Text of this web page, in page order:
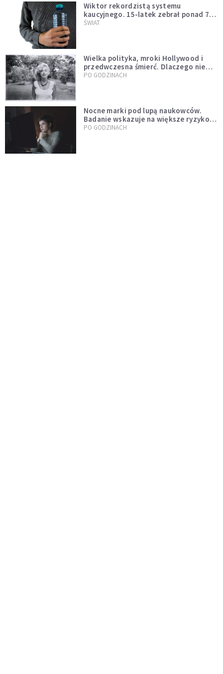
Wiktor rekordzistą systemu
kaucyjnego. 15-latek zebrał ponad 7
tys. butelek i puszek
ŚWIAT
Wielka polityka, mroki Hollywood i
przedwczesna śmierć. Dlaczego nie
możemy przestać mówić o Marilyn
PO GODZINACH
Nocne marki pod lupą naukowców.
Badanie wskazuje na większe ryzyko
zawału
PO GODZINACH